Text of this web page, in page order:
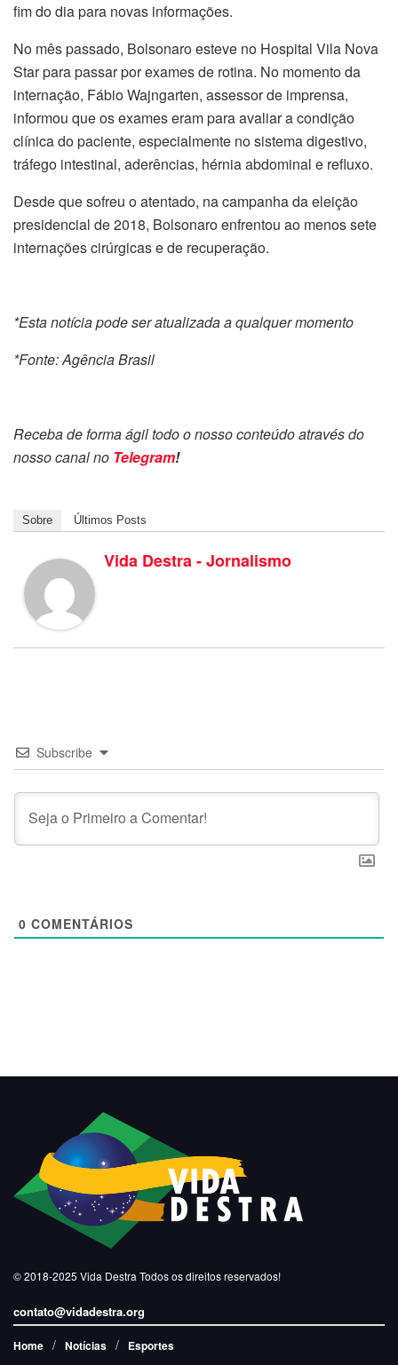
fim do dia para novas informações.
No mês passado, Bolsonaro esteve no Hospital Vila Nova
Star para passar por exames de rotina. No momento da
internação, Fábio Wajngarten, assessor de imprensa,
informou que os exames eram para avaliar a condição
clínica do paciente, especialmente no sistema digestivo,
tráfego intestinal, aderências, hérnia abdominal e refluxo.
Desde que sofreu o atentado, na campanha da eleição
presidencial de 2018, Bolsonaro enfrentou ao menos sete
internações cirúrgicas e de recuperação.
*Esta notícia pode ser atualizada a qualquer momento
*Fonte: Agência Brasil
Receba de forma ágil todo o nosso conteúdo através do
nosso canal no Telegram!
Sobre Últimos Posts
Vida Destra - Jornalismo
Subscribe
0 COMENTÁRIOS
© 2018-2025 Vida Destra Todos os direitos reservados!
contato@vidadestra.org
Home Notícias Esportes